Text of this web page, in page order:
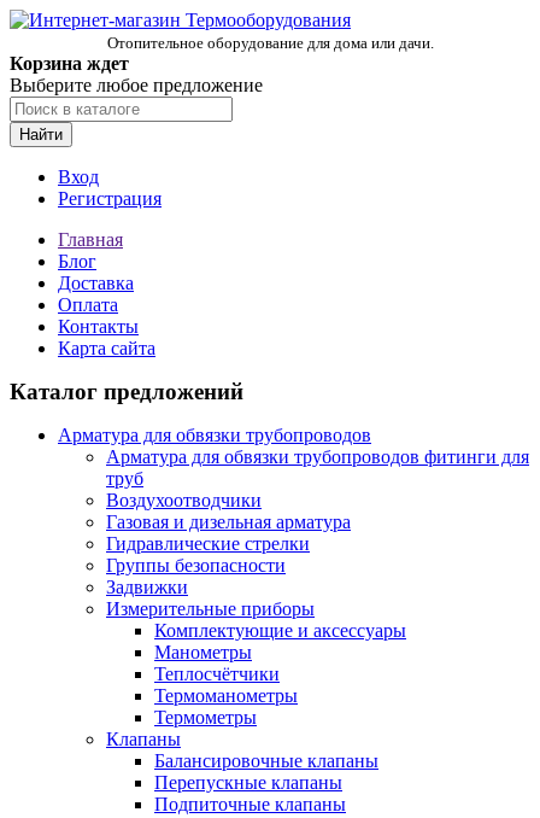
Отопительное оборудование для дома или дачи.
Корзина ждет
Выберите любое предложение
Найти
Вход
Регистрация
Главная
Блог
Доставка
Оплата
Контакты
Карта сайта
Каталог предложений
Арматура для обвязки трубопроводов
Арматура для обвязки трубопроводов фитинги для
труб
Воздухоотводчики
Газовая и дизельная арматура
Гидравлические стрелки
Группы безопасности
Задвижки
Измерительные приборы
Комплектующие и аксессуары
Манометры
Теплосчётчики
Термоманометры
Термометры
Клапаны
Балансировочные клапаны
Перепускные клапаны
Подпиточные клапаны